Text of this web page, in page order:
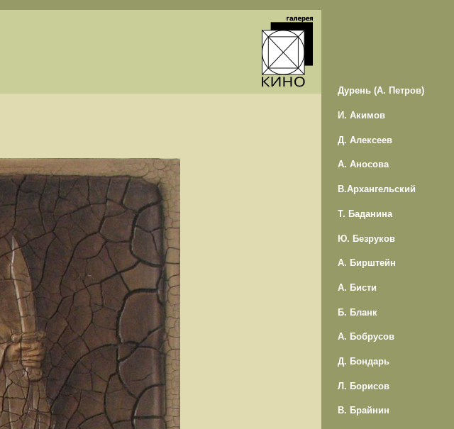
Дурень (А. Петров)
И. Акимов
Д. Алексеев
А. Аносова
В.Архангельский
Т. Баданина
Ю. Безруков
А. Бирштейн
А. Бисти
Б. Бланк
А. Бобрусов
Д. Бондарь
Л. Борисов
В. Брайнин